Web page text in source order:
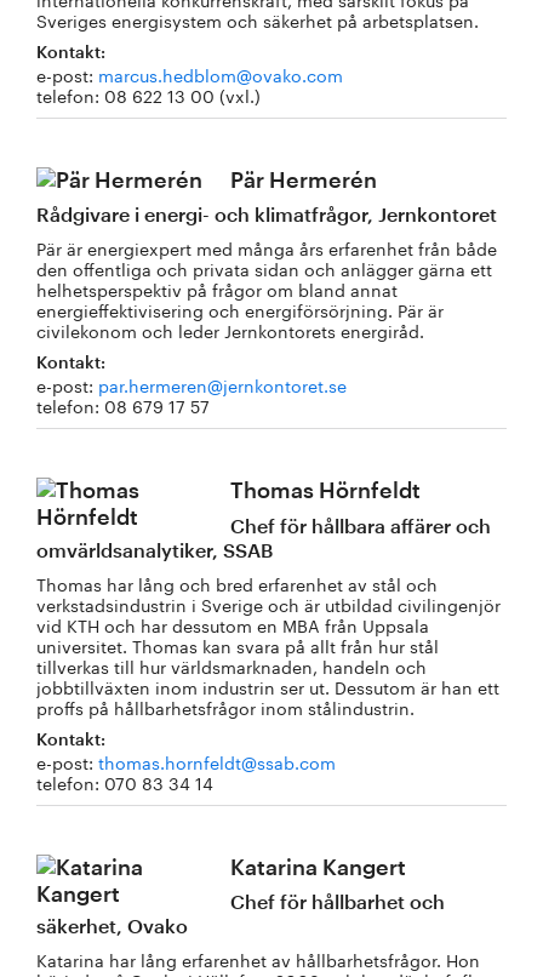
Sveriges energisystem och säkerhet på arbetsplatsen.
Kontakt:
e-post: marcus.hedblom@ovako.com
telefon: 08 622 13 00 (vxl.)
Pär Hermerén
Rådgivare i energi- och klimatfrågor, Jernkontoret
Pär är energiexpert med många års erfarenhet från både
den offentliga och privata sidan och anlägger gärna ett
helhetsperspektiv på frågor om bland annat
energieffektivisering och energiförsörjning. Pär är
civilekonom och leder Jernkontorets energiråd.
Kontakt:
e-post: par.hermeren@jernkontoret.se
telefon: 08 679 17 57
Thomas Hörnfeldt
Chef för hållbara affärer och
omvärldsanalytiker, SSAB
Thomas har lång och bred erfarenhet av stål och
verkstadsindustrin i Sverige och är utbildad civilingenjör
vid KTH och har dessutom en MBA från Uppsala
universitet. Thomas kan svara på allt från hur stål
tillverkas till hur världsmarknaden, handeln och
jobbtillväxten inom industrin ser ut. Dessutom är han ett
proffs på hållbarhetsfrågor inom stålindustrin.
Kontakt:
e-post: thomas.hornfeldt@ssab.com
telefon: 070 83 34 14
Katarina Kangert
Chef för hållbarhet och
säkerhet, Ovako
Katarina har lång erfarenhet av hållbarhetsfrågor. Hon